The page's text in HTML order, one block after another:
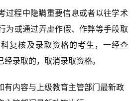
过程中隐瞒重要信息或者以往学术
为或通过弄虚作假、作弊等手段取
复核及录取资格的考生，一经查
录取的，取消录取资格。
有内容与上级教育主管部门最新政